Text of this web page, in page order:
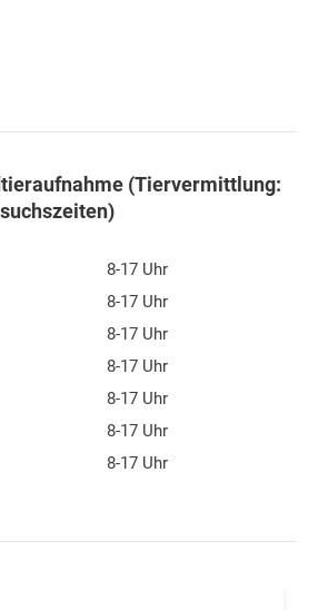
(Tiervermittlung:
8-17 Uhr
8-17 Uhr
8-17 Uhr
8-17 Uhr
8-17 Uhr
8-17 Uhr
8-17 Uhr